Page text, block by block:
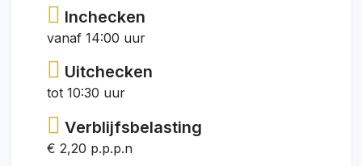
Inchecken
vanaf 14:00 uur
Uitchecken
tot 10:30 uur
Verblijfsbelasting
€ 2,20 p.p.p.n